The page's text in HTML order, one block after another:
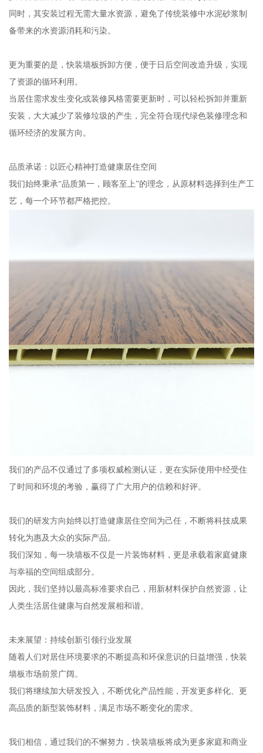
同时，其安装过程无需大量水资源，避免了传统装修中水泥砂浆制
备带来的水资源消耗和污染。
更为重要的是，快装墙板拆卸方便，便于日后空间改造升级，实现
了资源的循环利用。
当居住需求发生变化或装修风格需要更新时，可以轻松拆卸并重新
安装，大大减少了装修垃圾的产生，完全符合现代绿色装修理念和
循环经济的发展方向。
品质承诺：以匠心精神打造健康居住空间
我们始终秉承“品质第一，顾客至上”的理念，从原材料选择到生产工
艺，每一个环节都严格把控。
我们的产品不仅通过了多项权威检测认证，更在实际使用中经受住
了时间和环境的考验，赢得了广大用户的信赖和好评。
我们的研发方向始终以打造健康居住空间为己任，不断将科技成果
转化为惠及大众的实际产品。
我们深知，每一块墙板不仅是一片装饰材料，更是承载着家庭健康
与幸福的空间组成部分。
因此，我们坚持以最高标准要求自己，用新材料保护自然资源，让
人类生活居住健康与自然发展相和谐。
未来展望：持续创新引领行业发展
随着人们对居住环境要求的不断提高和环保意识的日益增强，快装
墙板市场前景广阔。
我们将继续加大研发投入，不断优化产品性能，开发更多样化、更
高品质的新型装饰材料，满足市场不断变化的需求。
我们相信，通过我们的不懈努力，快装墙板将成为更多家庭和商业